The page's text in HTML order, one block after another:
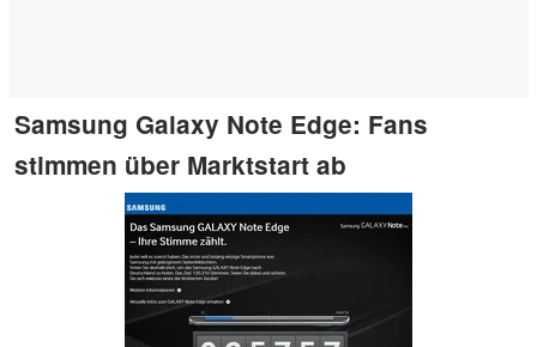
Samsung Galaxy Note Edge: Fans
stimmen über Marktstart ab